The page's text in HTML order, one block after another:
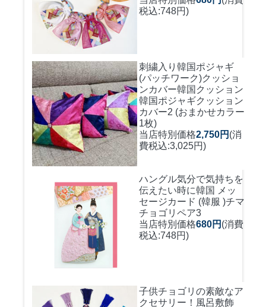
税込:748円)
刺繍入り韓国ポジャギ
(パッチワーク)クッショ
ンカバー韓国クッション
韓国ポジャギクッション
カバー2 (おまかせカラー
1枚)
当店特別価格2,750円 (消
費税込:3,025円)
ハングル気分で気持ちを
伝えたい時に韓国 メッ
セージカード (韓服 )チマ
チョゴリペア3
当店特別価格680円 (消費
税込:748円)
子供チョゴリの素敵なア
クセサリー！風呂敷飾